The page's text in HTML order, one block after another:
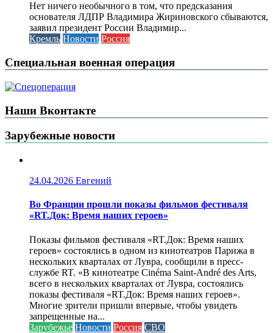
Нет ничего необычного в том, что предсказания
основателя ЛДПР Владимира Жириновского сбываются,
заявил президент России Владимир...
Кремль Новости Россия
Специальная военная операция
Наши Вконтакте
Зарубежные новости
24.04.2026 Евгений
Во Франции прошли показы фильмов фестиваля
«RT.Док: Время наших героев»
Показы фильмов фестиваля «RT.Док: Время наших
героев» состоялись в одном из кинотеатров Парижа в
нескольких кварталах от Лувра, сообщили в пресс-
службе RT. «В кинотеатре Cinéma Saint-André des Arts,
всего в нескольких кварталах от Лувра, состоялись
показы фестиваля «RT.Док: Время наших героев».
Многие зрители пришли впервые, чтобы увидеть
запрещенные на...
Зарубежье Новости Россия СВО